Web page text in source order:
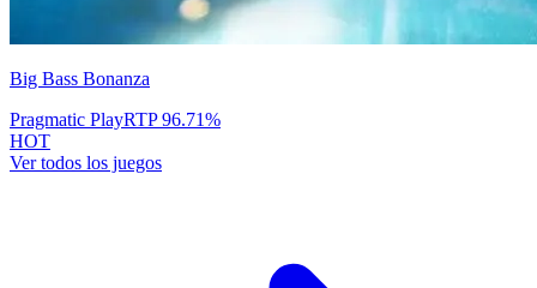
Big Bass Bonanza
Pragmatic PlayRTP96.71%
HOT
Ver todos los juegos